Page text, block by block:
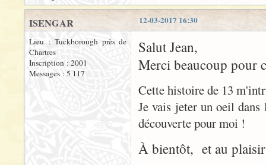
12-03-2017 16:30
ISENGAR
Lieu : Tuckborough près de
Chartres
Inscription : 2001
Messages : 5 117
Salut Jean,
Merci beaucoup pour
Cette histoire de 13
Je vais jeter un oeil
découverte pour moi !
À bientôt, et au